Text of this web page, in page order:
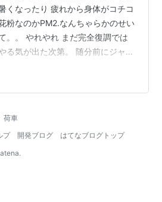
くなったり 疲れから身体がコチコ
粉なのかPM2.なんちゃらかのせい
。。 やれやれ まだ完全復調では
る気が出た次第。 随分前にジャン
る荷車を。 ただの荷車だけど、
かいそして見えない さすがタミヤ
ルと前輪を動かせるようにして
のせいだ。 今回もギター弦が大活
荷車
プ 開発ブログ
はてなブログトップ